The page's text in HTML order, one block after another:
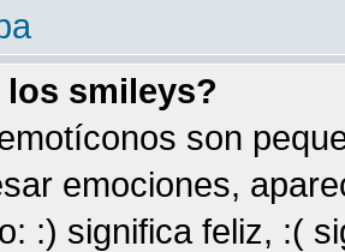
los smileys?
son
emociones,
:) significa feliz, :(